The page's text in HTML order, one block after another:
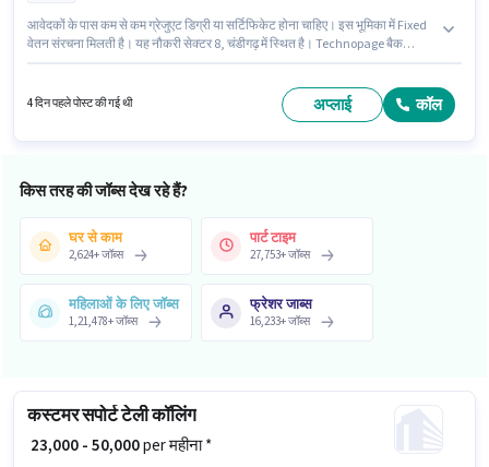
आवेदकों के पास कम से कम ग्रेजुएट डिग्री या सर्टिफिकेट होना चाहिए। इस भूमिका में Fixed
वेतन संरचना मिलती है। यह नौकरी सेक्टर 8, चंडीगढ़ में स्थित है। Technopage बैक
₹45000 रहेगा।
4 दिन पहले पोस्ट की गई थी अप्लाई कॉल
किस तरह की जॉब्स देख रहे हैं?
घर से काम
2,624+जॉब्स
पार्ट टाइम
27,753+जॉब्स
महिलाओं के लिए जॉब्स
1,21,478+जॉब्स
फ्रेशर जाब्स
16,233+जॉब्स
कस्टमर सपोर्ट टेली कॉलिंग
₹ 23,000 - 50,000per महीना *